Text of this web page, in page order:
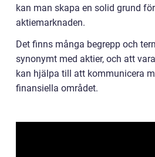
kan man skapa en solid grund
aktiemarknaden.
Det finns många begrepp och
synonymt med aktier, och att
kan hjälpa till att kommunicera
finansiella området.